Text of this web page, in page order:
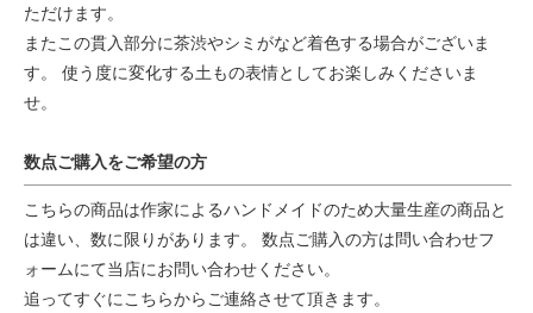
ただけます。
またこの貫入部分に茶渋やシミがなど着色する場合がございま
す。 使う度に変化する土もの表情としてお楽しみくださいま
せ。
数点ご購入をご希望の方
こちらの商品は作家によるハンドメイドのため大量生産の商品と
は違い、数に限りがあります。 数点ご購入の方は問い合わせフ
ォームにて当店にお問い合わせください。
追ってすぐにこちらからご連絡させて頂きます。